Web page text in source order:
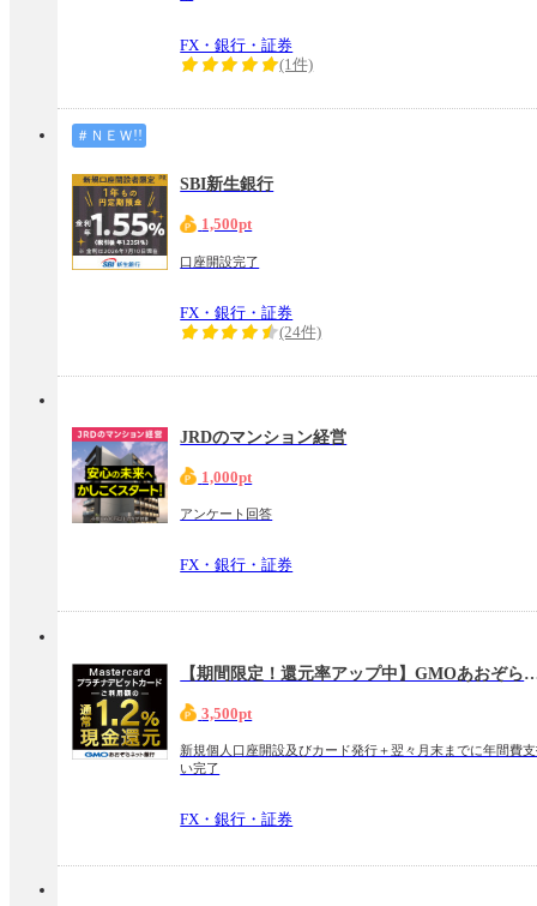
FX・銀行・証券
(1件)
＃ＮＥＷ!!
SBI新生銀行
1,500pt
口座開設完了
FX・銀行・証券
(24件)
JRDのマンション経営
1,000pt
アンケート回答
FX・銀行・証券
【期間限定！還元率アップ中】GMOあおぞらネット銀行
3,500pt
新規個人口座開設及びカード発行＋翌々月末までに年間費
い完了
FX・銀行・証券